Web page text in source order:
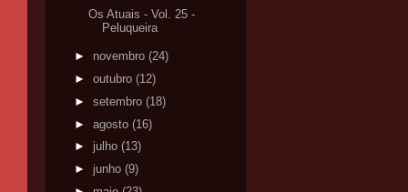
Os Atuais - Vol. 25 -
Peluqueira
► novembro (24)
► outubro (12)
► setembro (18)
► agosto (16)
► julho (13)
► junho (9)